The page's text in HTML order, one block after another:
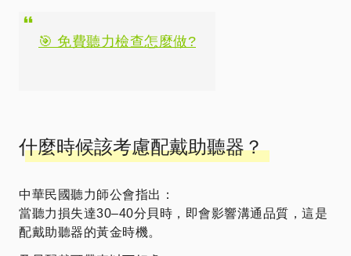
🎯 免費聽力檢查怎麼做?
什麼時候該考慮配戴助聽器？
中華民國聽力師公會指出：
當聽力損失達30–40分貝時，即會影響溝通品質，這是
配戴助聽器的黃金時機。